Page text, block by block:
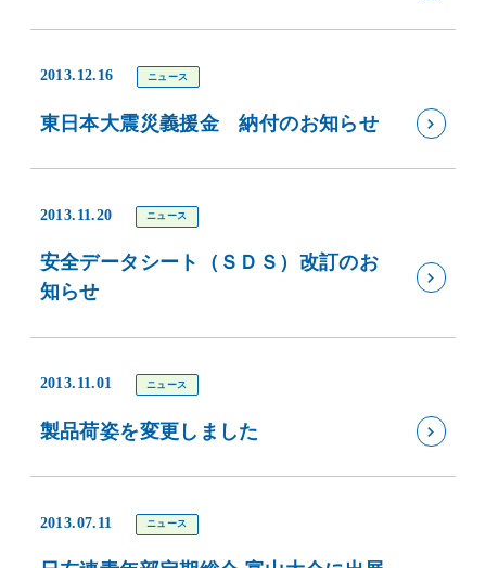
2013.12.16 ニュース
東日本大震災義援金 納付のお知らせ
2013.11.20 ニュース
安全データシート（ＳＤＳ）改訂のお
知らせ
2013.11.01 ニュース
製品荷姿を変更しました
2013.07.11 ニュース